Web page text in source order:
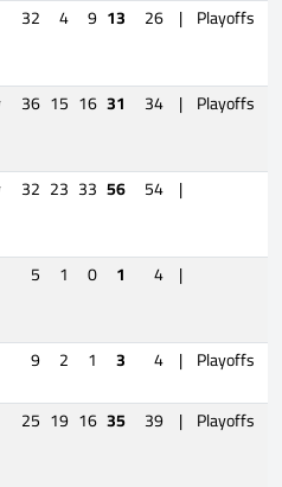
32 4 9 13 26 | Playoffs
36 15 16 31 34 | Playoffs
32 23 33 56 54 |
5 1 0 1 4 |
9 2 1 3 4 | Playoffs
25 19 16 35 39 | Playoffs